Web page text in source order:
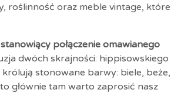
roślinność oraz meble vintage, które
połączenie omawianego
dwóch skrajności: hippisowskiego
stonowane barwy: biele, beże,
głównie tam warto zaprosić nasz